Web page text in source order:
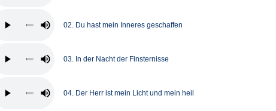
02. Du hast mein Inneres geschaffen
03. In der Nacht der Finsternisse
04. Der Herr ist mein Licht und mein heil